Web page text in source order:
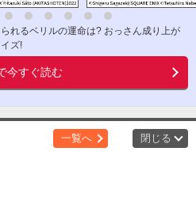
れるベリルの運命は? おっさん成り上が
ズ!
今すぐ読む
一覧へ 閉じる